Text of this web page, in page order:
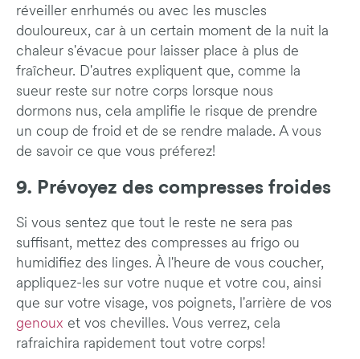
réveiller enrhumés ou avec les muscles
douloureux, car à un certain moment de la nuit la
chaleur s'évacue pour laisser place à plus de
fraîcheur. D'autres expliquent que, comme la
sueur reste sur notre corps lorsque nous
dormons nus, cela amplifie le risque de prendre
un coup de froid et de se rendre malade. A vous
de savoir ce que vous préferez!
9. Prévoyez des compresses froides
Si vous sentez que tout le reste ne sera pas
suffisant, mettez des compresses au frigo ou
humidifiez des linges. À l'heure de vous coucher,
appliquez-les sur votre nuque et votre cou, ainsi
que sur votre visage, vos poignets, l'arrière de vos
genoux et vos chevilles. Vous verrez, cela
rafraichira rapidement tout votre corps!